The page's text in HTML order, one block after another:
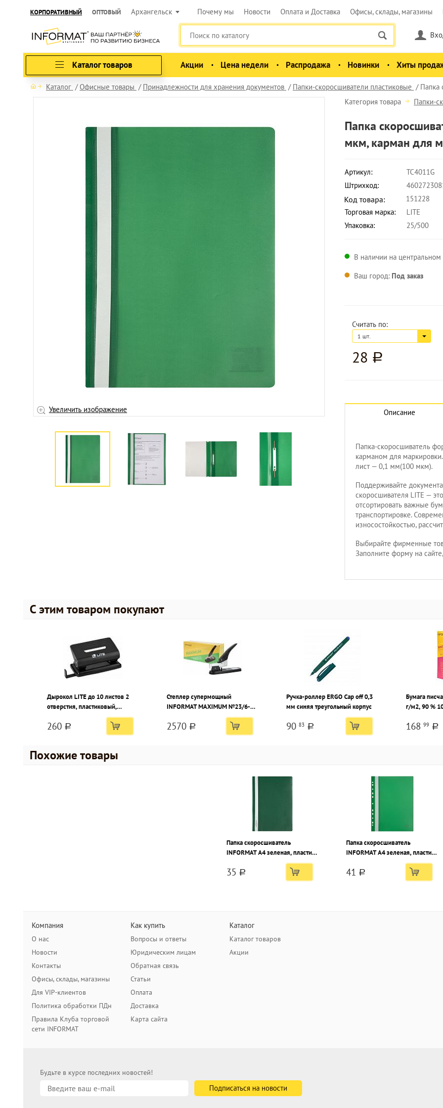
КОРПОРАТИВНЫЙ ОПТОВЫЙ Архангельск Почему мы Новости Оплата и Доставка Офисы, склады, магазины
Каталог товаров Акции Цена недели Распродажа Новинки Хиты
Каталог Офисные товары Принадлежности для хранения документов Папки-скоросшиватели пластиковые Папка
Увеличить изображение Увеличить изображение
Категория товара Папки-
Папка
мкм, карман для
Артикул:
TC4011G
Штрихкод:
Код товара:
151228
Торговая марка:
LITE
Упаковка:
25/500
В наличии на
Ваш город: Под заказ
Считать по:
1 шт.
28 a
Описание
Папка-скоросшиватель
карманом для
лист — 0,1 мм(100 мкм).
Поддерживайте
скоросшивателя LITE —
отсортировать важные
транспортировке.
износостойкостью,
Выбирайте фирменные
Заполните форму на
С этим товаром покупают
Дырокол LITE до 10 листов 2
отверстия, пластиковый,
черный с линейкой форматов
260 a
Степлер супермощный
INFORMAT MAXIMUM №23/6-23
до 220 листов, металл, черный
2570 a
Ручка-роллер ERGO Cap off 0,3
мм синяя треугольный корпус
90 83 a
Бумага
г/м2, 90 %
168 99 a
Похожие товары
Папка скоросшиватель
INFORMAT А4 зеленая, пластик
маркировки
35 a
Папка скоросшиватель
INFORMAT А4 зеленая, пластик
маркировки, с перфорацией
41 a
Компания
О нас
Новости
Контакты
Офисы, склады, магазины
Для VIP-клиентов
Политика обработки ПДн
Правила Клуба торговой
сети INFORMAT
Как купить
Вопросы и ответы
Юридическим лицам
Обратная связь
Статьи
Оплата
Доставка
Карта сайта
Каталог
Каталог товаров
Акции
Будьте в курсе последних новостей!